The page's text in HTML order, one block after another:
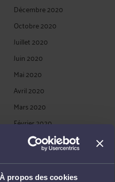
À propos des cookies
Décembre 2020
Octobre 2020
Juillet 2020
Juin 2020
Mai 2020
Avril 2020
Mars 2020
Février 2020
Janvier 2020
Décembre 2019
Novembre 2019